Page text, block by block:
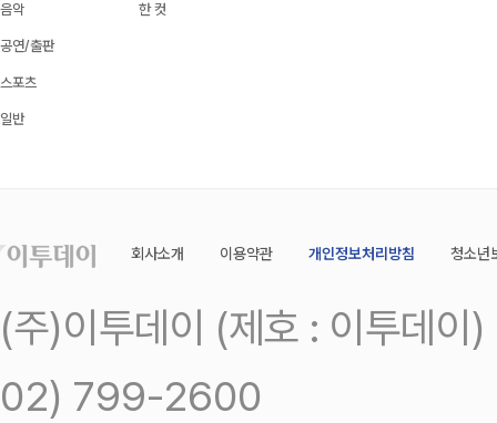
음악
공연/출판
스포츠
일반
한 컷
회사소개 이용약관 개인정보처리방침 청소년
(주)이투데이 (제호 : 이투데
02) 799-2600